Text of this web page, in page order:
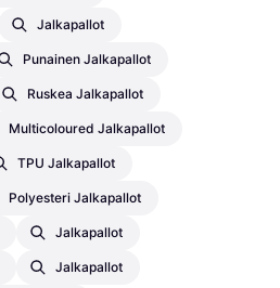
Jalkapallot
Punainen Jalkapallot
Ruskea Jalkapallot
Multicoloured Jalkapallot
TPU Jalkapallot
Polyesteri Jalkapallot
Jalkapallot
Jalkapallot